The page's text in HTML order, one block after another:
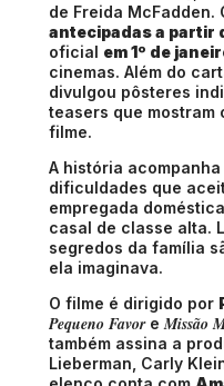
de Freida McFadden.
antecipadas a partir
oficial em 1º de
cinemas. Além do
divulgou pôsteres
teasers que mostram
filme.
A história acompanha
dificuldades que
empregada
casal de classe alta.
segredos da família
ela imaginava.
O filme é dirigido por
Pequeno Favore Missão
também assina a
Lieberman, Carly